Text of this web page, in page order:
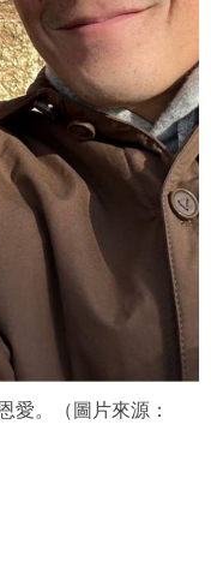
愛。（圖片來源：